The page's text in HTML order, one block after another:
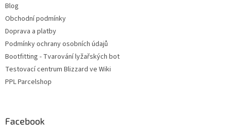
Blog
Obchodní podmínky
Doprava a platby
Podmínky ochrany osobních údajů
Bootfitting - Tvarování lyžařských bot
Testovací centrum Blizzard ve Wiki
PPL Parcelshop
Facebook